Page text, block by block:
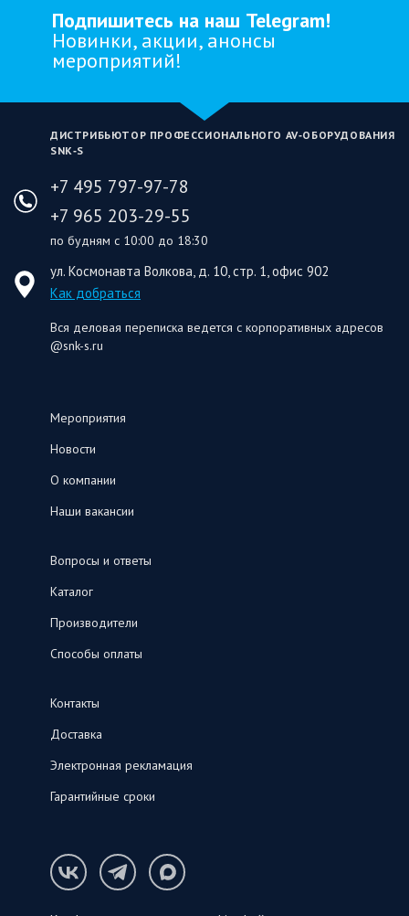
Подпишитесь на наш Telegram!
Новинки, акции, анонсы
мероприятий!
ДИСТРИБЬЮТОР ПРОФЕССИОНАЛЬНОГО AV‑ОБОРУДОВАНИЯ
SNK‑S
+7 495 797-97-78
+7 965 203-29-55
по будням с 10:00 до 18:30
ул. Космонавта Волкова, д. 10, стр. 1, офис 902
Как добраться
Вся деловая переписка ведется с корпоративных адресов
@snk-s.ru
Мероприятия
Новости
О компании
Наши вакансии
Вопросы и ответы
Каталог
Производители
Способы оплаты
Контакты
Доставка
Электронная рекламация
Гарантийные сроки